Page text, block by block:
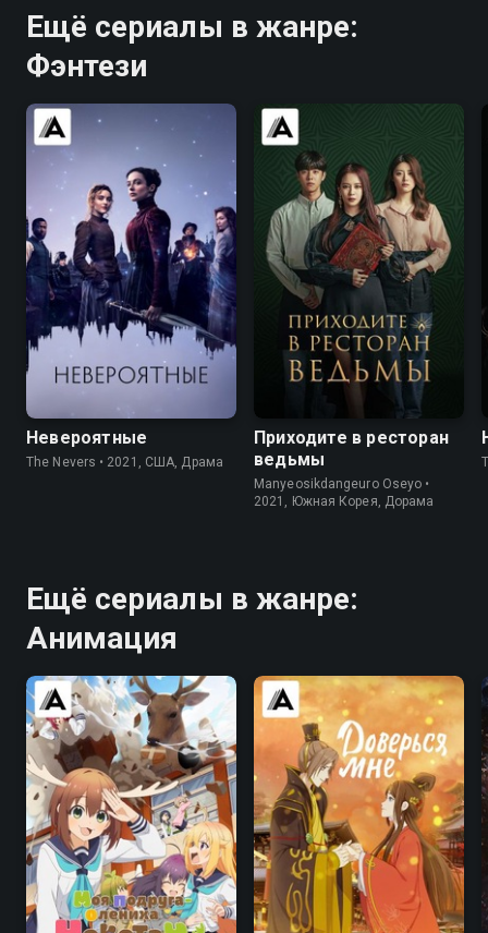
Ещё сериалы в жанре:
Фэнтези
7.3 7.4
Невероятные
The Nevers • 2021, США, Драма
7.8 7.3
Приходите в ресторан
ведьмы
Manyeosikdangeuro Oseyo •
2021, Южная Корея, Дорама
Ещё сериалы в жанре:
Анимация